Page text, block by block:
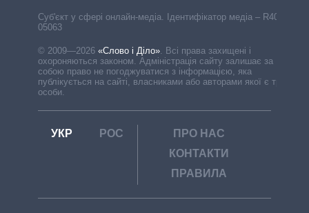
Cуб'єкт у сфері онлайн-медіа. Ідентифікатор медіа – R40-
05063
© 2009—2026 «Слово і Діло». Всі права захищені і
охороняються законом. Адміністрація сайту залишає за
собою право не погоджуватися з інформацією, яка
публікується на сайті, власниками або авторами якої є треті
особи.
УКР РОС
ПРО НАС
КОНТАКТИ
ПРАВИЛА